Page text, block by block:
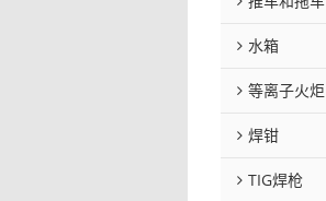
水箱
等离子火炬
焊钳
TIG焊枪